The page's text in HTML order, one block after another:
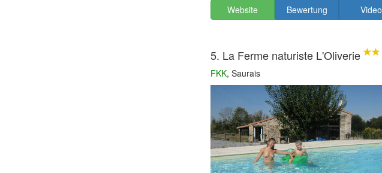
Website
Bewertung Video
5. La Ferme naturiste L'Oliverie
FKK, Saurais